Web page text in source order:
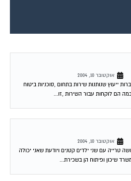
ייעוץ שנותנות שירות בתחום ,סוכניות ביטוח
הם לוקחות עבור השירות ,זו...
טרייה עם שני ילדים קטנים ויודעת שאני יכולה
שיכון ופיתוח הן בשכירת...